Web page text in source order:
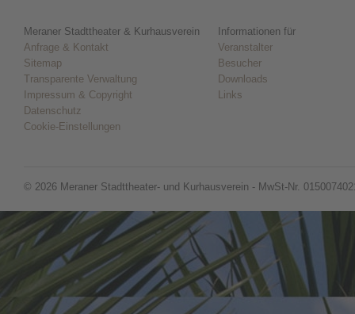
Meraner Stadttheater & Kurhausverein
Anfrage & Kontakt
Sitemap
Transparente Verwaltung
Impressum & Copyright
Datenschutz
Cookie-Einstellungen
Informationen für
Veranstalter
Besucher
Downloads
Links
© 2026 Meraner Stadttheater- und Kurhausverein - MwSt-Nr.